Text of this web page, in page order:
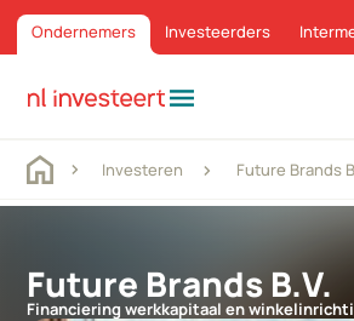
Ondernemers Investeerders
menu
Investeren Future Brands
Future Brands B.V.
Financiering werkkapitaal en